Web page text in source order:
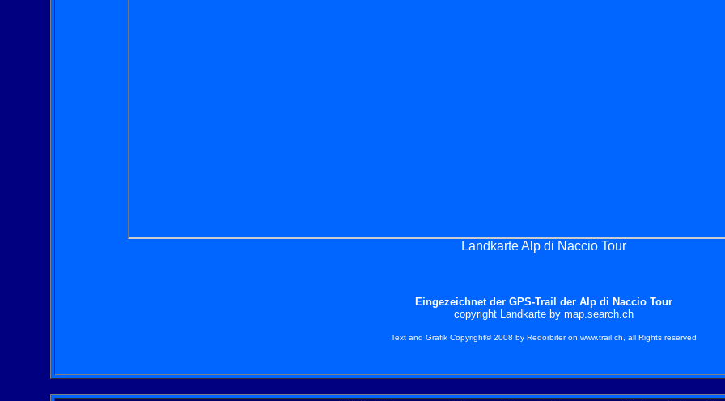
Landkarte Alp di Naccio Tour
Eingezeichnet der GPS-Trail der Alp di Naccio Tour
copyright Landkarte by map.search.ch
Text and Grafik Copyright© 2008 by Redorbiter on www.trail.ch, all Rights reserved